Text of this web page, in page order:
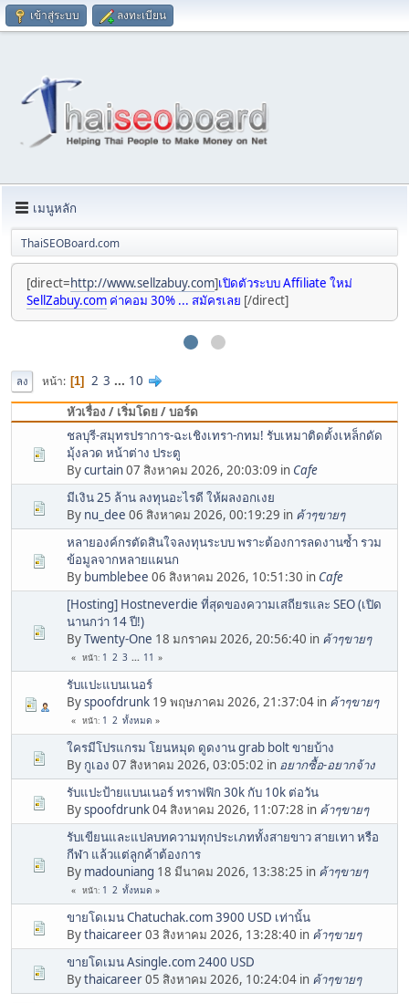
เข้าสู่ระบบ ลงทะเบียน
เมนูหลัก
ThaiSEOBoard.com
ลง หน้า 1 2 3 ... 10
หัวเรื่อง / เริ่มโดย / บอร์ด
ชลบุรี-สมุทรปราการ-ฉะเชิงเทรา-กทม! รับเหมาติดตั้งเหล็กดัด
มุ้งลวด หน้าต่าง ประตู
Bycurtain07 สิงหาคม 2026, 20:03:09 in Cafe
มีเงิน 25 ล้าน ลงทุนอะไรดี ให้ผลงอกเงย
By nu_dee 06 สิงหาคม 2026, 00:19:29 in ค้าๆขายๆ
หลายองค์กรตัดสินใจลงทุนระบบ พราะต้องการลดงานซ้ำ รวม
ข้อมูลจากหลายแผนก
By bumblebee 06 สิงหาคม 2026, 10:51:30 in Cafe
[Hosting] Hostneverdie ที่สุดของความเสถียรและ SEO (เปิด
นานกว่า 14 ปี!)
ByTwenty-One 18 มกราคม 2026, 20:56:40 in ค้าๆขายๆ
หน้า 1 2 3 ... 11
รับแปะแบนเนอร์
Byspoofdrunk 19 พฤษภาคม 2026, 21:37:04 in ค้าๆขายๆ
หน้า 1 2 ทั้งหมด
ใครมีโปรแกรม โยนหมุด ดูดงาน grab bolt ขายบ้าง
By กูเอง 07 สิงหาคม 2026, 03:05:02 in อยากซื้อ-อยากจ้าง
รับแปะป้ายแบนเนอร์ ทราฟฟิก 30k กับ 10k ต่อวัน
Byspoofdrunk04 สิงหาคม 2026, 11:07:28 in ค้าๆขายๆ
รับเขียนและแปลบทความทุกประเภททั้งสายขาว สายเทา หรือ
กีฬา แล้วแต่ลูกค้าต้องการ
By madouniang 18 มีนาคม 2026, 13:38:25 in ค้าๆขายๆ
หน้า 1 2 ทั้งหมด
ขายโดเมน Chatuchak.com 3900 USD เท่านั้น
Bythaicareer03 สิงหาคม 2026, 13:28:40 in ค้าๆขายๆ
ขายโดเมน Asingle.com 2400 USD
Bythaicareer05 สิงหาคม 2026, 10:24:04 in ค้าๆขายๆ
[direct=http://www.sellzabuy.com]เปิดตัวระบบ Affiliate ใหม่
SellZabuy.com ค่าคอม 30% ... สมัครเลย [/direct]